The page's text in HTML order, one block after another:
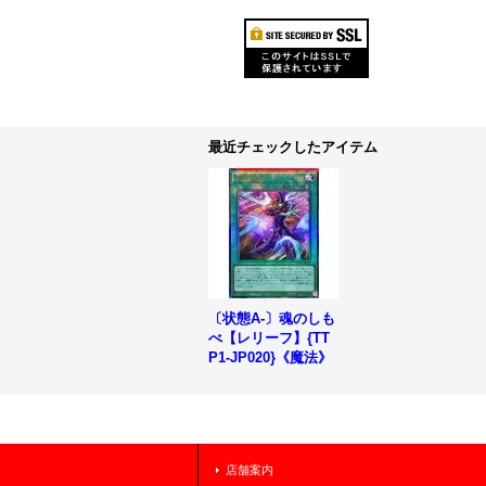
最近チェックしたアイテム
〔状態A-〕魂のしも
べ【レリーフ】{TT
P1-JP020}《魔法》
店舗案内